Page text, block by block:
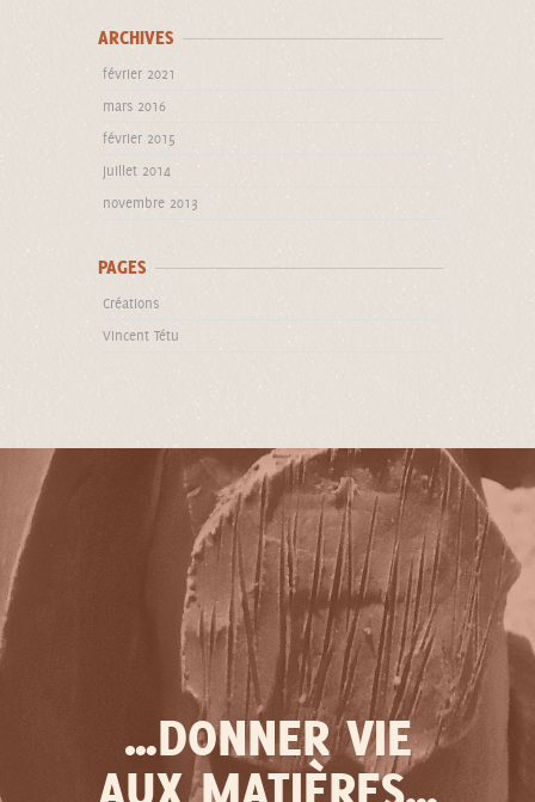
ARCHIVES
février 2021
mars 2016
février 2015
juillet 2014
novembre 2013
PAGES
Créations
Vincent Tétu
…DONNER VIE